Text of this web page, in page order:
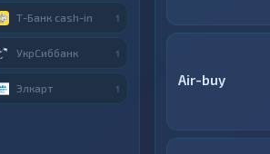
Air-buy
Т-Банк cash-in 1
УкрСиббанк 1
Элкарт 1